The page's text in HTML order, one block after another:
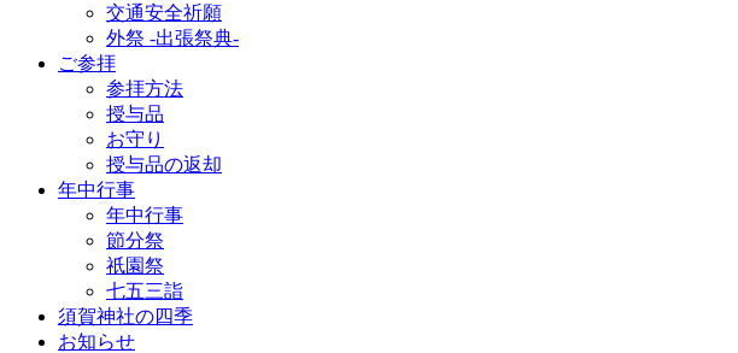
交通安全祈願
外祭 -出張祭典-
ご参拝
参拝方法
授与品
お守り
授与品の返却
年中行事
年中行事
節分祭
祇園祭
七五三詣
須賀神社の四季
お知らせ